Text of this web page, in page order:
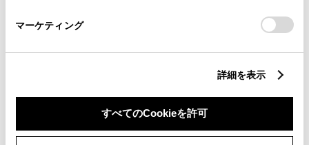
マーケティング
詳細を表示
すべてのCookieを許可
その他
車台番号（下3桁）【692】
※ 支払総額には、車両価格の他、保険料、税金、登録などに伴う費用な